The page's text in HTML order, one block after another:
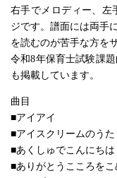
右手でメロディー、左
ジです。譜面には両手
を読むのが苦手な方を
令和8年保育士試験課
も掲載しています。
曲目
■アイアイ
■アイスクリームのうた
■あくしゅでこんにちは
■ありがとうこころをこ